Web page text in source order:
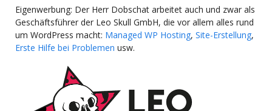
Eigenwerbung: Der Herr Dobschat arbeitet auch und zwar als
Geschäftsführer der Leo Skull GmbH, die vor allem alles rund
um WordPress macht: Managed WP Hosting, Site-Erstellung,
Erste Hilfe bei Problemen usw.